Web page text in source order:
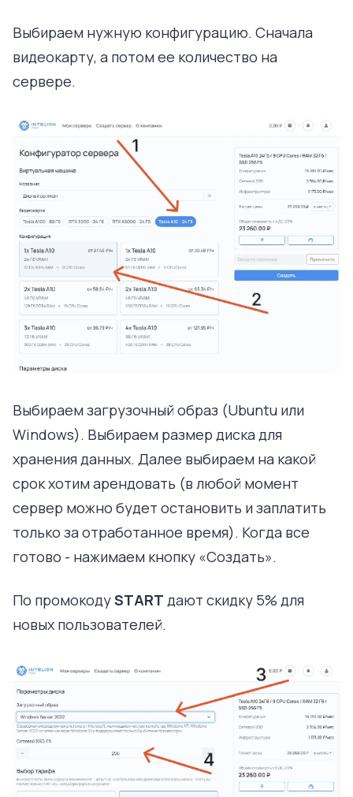
Выбираем нужную конфигурацию. Сначала
видеокарту, а потом ее количество на
сервере.
Выбираем загрузочный образ (Ubuntu или
Windows). Выбираем размер диска для
хранения данных. Далее выбираем на какой
срок хотим арендовать (в любой момент
сервер можно будет остановить и заплатить
только за отработанное время). Когда все
готово - нажимаем кнопку «Создать».
По промокодуSTART дают скидку 5% для
новых пользователей.